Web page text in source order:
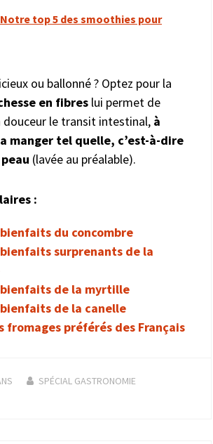
Notre top 5 des smoothies pour
ou ballonné ? Optez pour la
en fibres lui permet de
le transit intestinal, à
manger tel quelle, c’est-à-dire
(lavée au préalable).
:
du concombre
surprenants de la
bienfaits de la myrtille
de la canelle
fromages préférés des Français
SPÉCIAL GASTRONOMIE